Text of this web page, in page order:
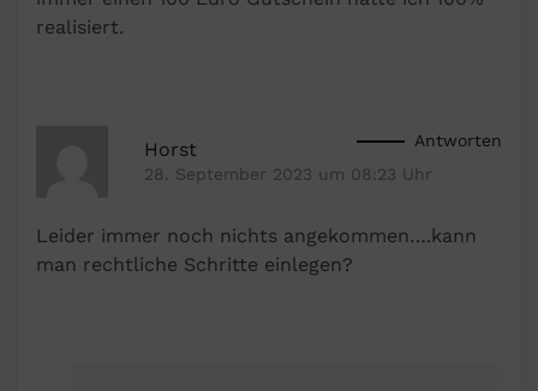
realisiert.
Horst
28. September 2023 um 08:23 Uhr
Antworten
Leider immer noch nichts angekommen….kann
man rechtliche Schritte einlegen?